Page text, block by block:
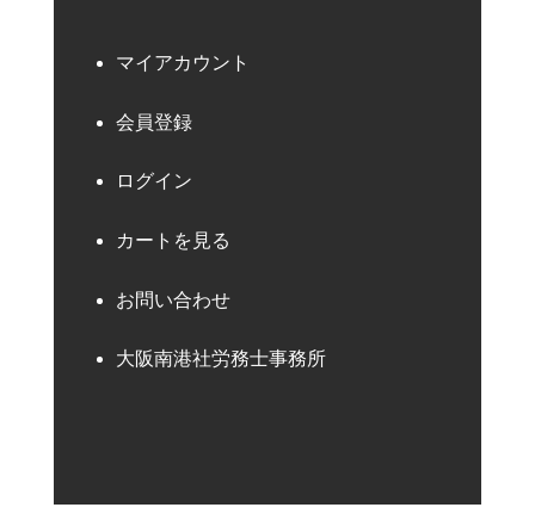
マイアカウント
会員登録
ログイン
カートを見る
お問い合わせ
大阪南港社労務士事務所